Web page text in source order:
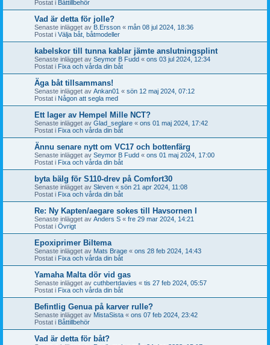
Postat i Båttillbehör
Vad är detta för jolle?
Senaste inlägget av B.Ersson « mån 08 jul 2024, 18:36
Postat i Välja båt, båtmodeller
kabelskor till tunna kablar jämte anslutningsplint
Senaste inlägget av Seymor B Fudd « ons 03 jul 2024, 12:34
Postat i Fixa och vårda din båt
Äga båt tillsammans!
Senaste inlägget av Ankan01 « sön 12 maj 2024, 07:12
Postat i Någon att segla med
Ett lager av Hempel Mille NCT?
Senaste inlägget av Glad_seglare « ons 01 maj 2024, 17:42
Postat i Fixa och vårda din båt
Ännu senare nytt om VC17 och bottenfärg
Senaste inlägget av Seymor B Fudd « ons 01 maj 2024, 17:00
Postat i Fixa och vårda din båt
byta bälg för S110-drev på Comfort30
Senaste inlägget av Sleven « sön 21 apr 2024, 11:08
Postat i Fixa och vårda din båt
Re: Ny Kapten/aegare sokes till Havsornen I
Senaste inlägget av Anders S « fre 29 mar 2024, 14:21
Postat i Övrigt
Epoxiprimer Biltema
Senaste inlägget av Mats Brage « ons 28 feb 2024, 14:43
Postat i Fixa och vårda din båt
Yamaha Malta dör vid gas
Senaste inlägget av cuthbertdavies « tis 27 feb 2024, 05:57
Postat i Fixa och vårda din båt
Befintlig Genua på karver rulle?
Senaste inlägget av MistaSista « ons 07 feb 2024, 23:42
Postat i Båttillbehör
Vad är detta för båt?